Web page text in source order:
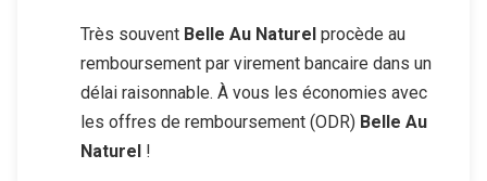
Très souvent Belle Au Naturel procède au
remboursement par virement bancaire dans un
délai raisonnable. À vous les économies avec
les offres de remboursement (ODR) Belle Au
Naturel !